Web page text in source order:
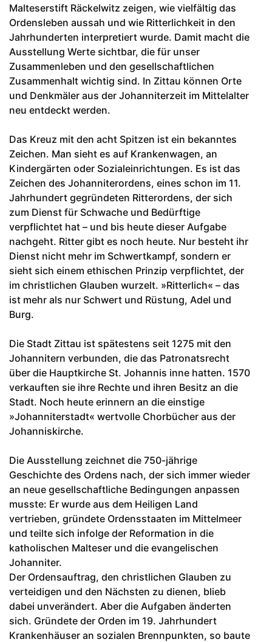
Malteserstift Räckelwitz zeigen, wie vielfältig das
Ordensleben aussah und wie Ritterlichkeit in den
Jahrhunderten interpretiert wurde. Damit macht die
Ausstellung Werte sichtbar, die für unser
Zusammenleben und den gesellschaftlichen
Zusammenhalt wichtig sind. In Zittau können Orte
und Denkmäler aus der Johanniterzeit im Mittelalter
neu entdeckt werden.
Das Kreuz mit den acht Spitzen ist ein bekanntes
Zeichen. Man sieht es auf Krankenwagen, an
Kindergärten oder Sozialeinrichtungen. Es ist das
Zeichen des Johanniterordens, eines schon im 11.
Jahrhundert gegründeten Ritterordens, der sich
zum Dienst für Schwache und Bedürftige
verpflichtet hat – und bis heute dieser Aufgabe
nachgeht. Ritter gibt es noch heute. Nur besteht ihr
Dienst nicht mehr im Schwertkampf, sondern er
sieht sich einem ethischen Prinzip verpflichtet, der
im christlichen Glauben wurzelt. »Ritterlich« – das
ist mehr als nur Schwert und Rüstung, Adel und
Burg.
Die Stadt Zittau ist spätestens seit 1275 mit den
Johannitern verbunden, die das Patronatsrecht
über die Hauptkirche St. Johannis inne hatten. 1570
verkauften sie ihre Rechte und ihren Besitz an die
Stadt. Noch heute erinnern an die einstige
»Johanniterstadt« wertvolle Chorbücher aus der
Johanniskirche.
Die Ausstellung zeichnet die 750-jährige
Geschichte des Ordens nach, der sich immer wieder
an neue gesellschaftliche Bedingungen anpassen
musste: Er wurde aus dem Heiligen Land
vertrieben, gründete Ordensstaaten im Mittelmeer
und teilte sich infolge der Reformation in die
katholischen Malteser und die evangelischen
Johanniter.
Der Ordensauftrag, den christlichen Glauben zu
verteidigen und den Nächsten zu dienen, blieb
dabei unverändert. Aber die Aufgaben änderten
sich. Gründete der Orden im 19. Jahrhundert
Krankenhäuser an sozialen Brennpunkten, so baute